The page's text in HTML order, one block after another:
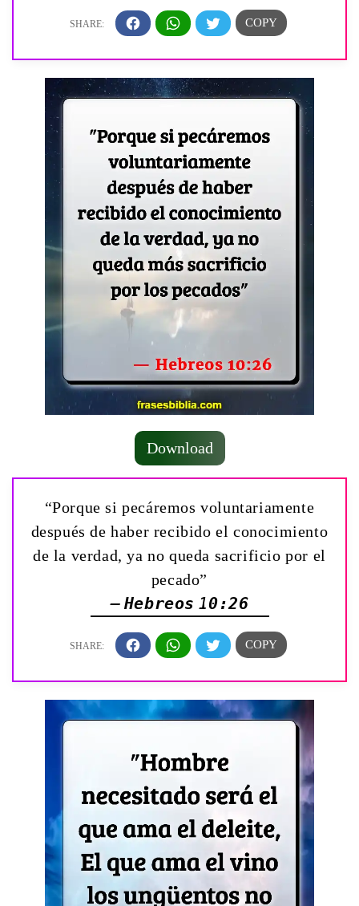
Download
“Porque si pecáremos voluntariamente
después de haber recibido el conocimiento
de la verdad, ya no queda sacrificio por el
pecado”
— Hebreos 10:26